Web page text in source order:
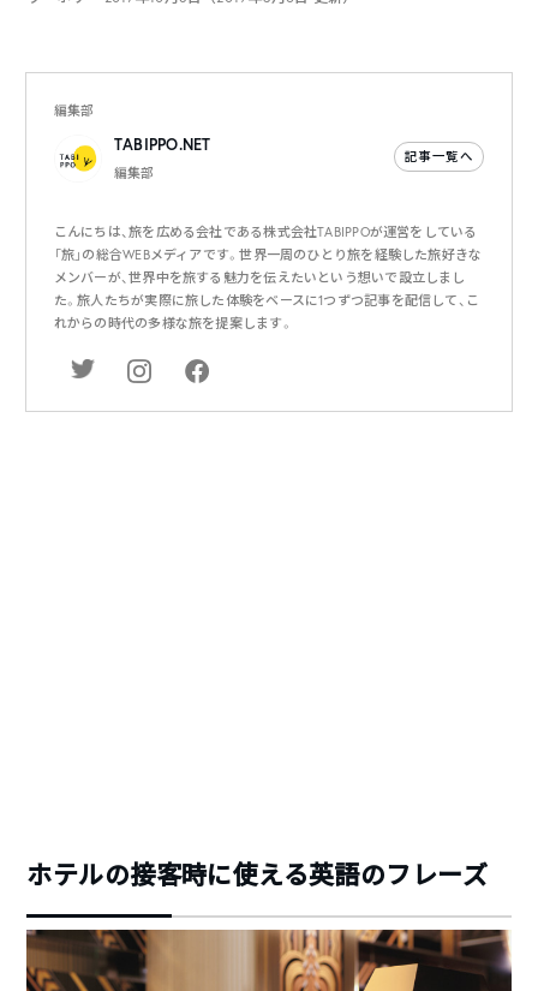
編集部
TABIPPO.NET
編集部
記事一覧へ
こんにちは、旅を広める会社である株式会社TABIPPOが運営をしている
「旅」の総合WEBメディアです。世界一周のひとり旅を経験した旅好きな
メンバーが、世界中を旅する魅力を伝えたいという想いで設立しまし
た。旅人たちが実際に旅した体験をベースに1つずつ記事を配信して、こ
れからの時代の多様な旅を提案します。
ホテルの接客時に使える英語のフレーズ